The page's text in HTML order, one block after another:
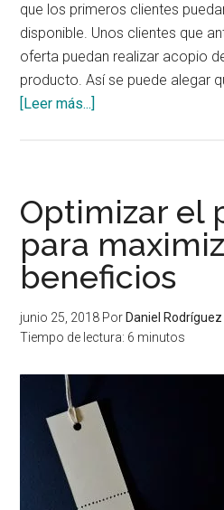
que los primeros clientes
disponible. Unos clientes que
oferta puedan realizar acopio
producto. Así se puede alegar
[Leer más...]
limitar
el
número
de
unidades
en
una
Optimizar el
para
beneficios
junio 25, 2018 Por Daniel Rodríguez
Tiempo de lectura: 6 minutos